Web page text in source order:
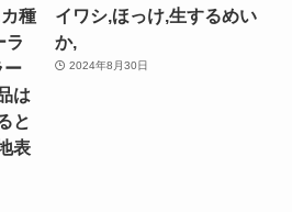
種
ラ
ー
は
と
表
イワシ,ほっけ,生するめい
か,
2024年8月30日